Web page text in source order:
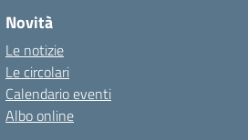
Novità
Le notizie
Le circolari
Calendario eventi
Albo online